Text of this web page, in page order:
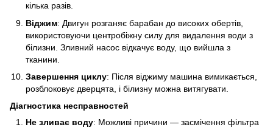
кілька разів.
Віджим: Двигун розганяє барабан до високих обертів,
використовуючи центробіжну силу для видалення води з
білизни. Зливний насос відкачує воду, що вийшла з
тканини.
Завершення циклу: Після віджиму машина вимикається,
розблоковує дверцята, і білизну можна витягувати.
Діагностика несправностей
Не зливає воду: Можливі причини — засмічення фільтра